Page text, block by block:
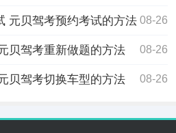
元贝驾考预约考试的方法 08-26
贝驾考重新做题的方法 08-26
贝驾考切换车型的方法 08-26